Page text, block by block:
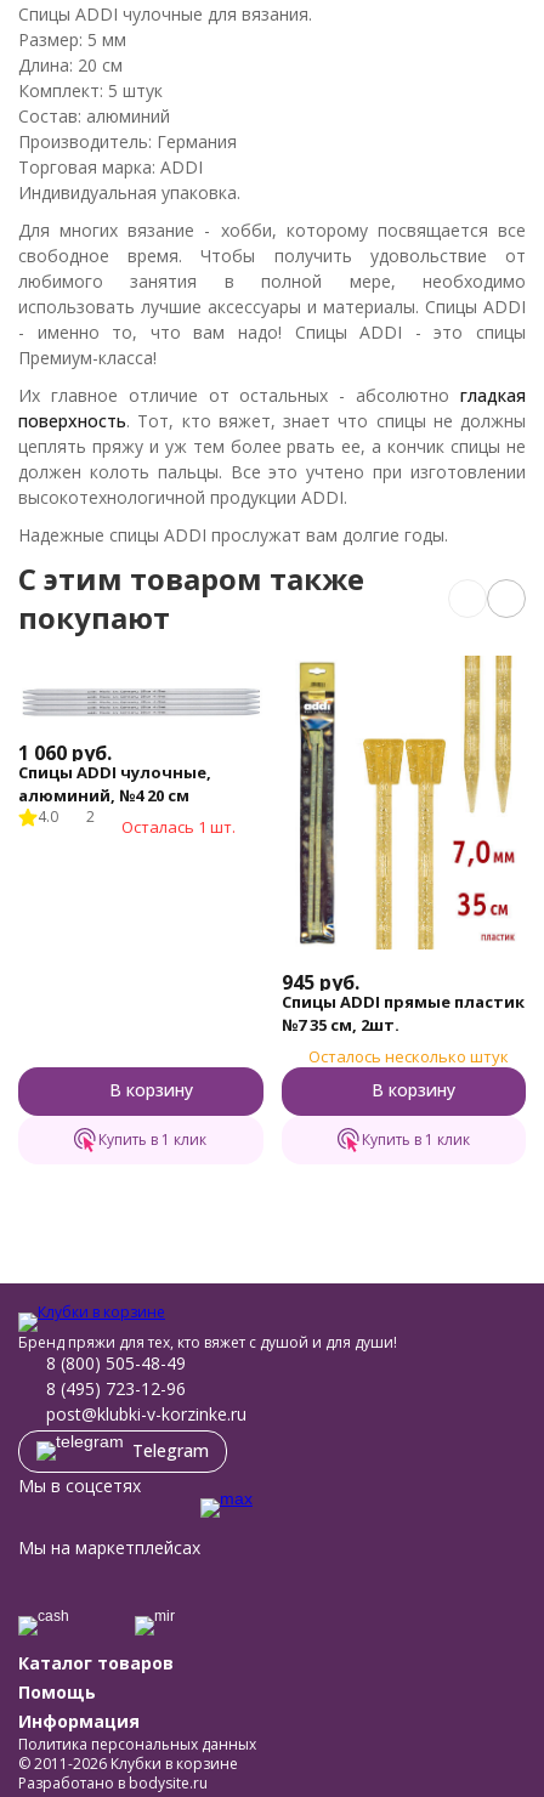
Спицы ADDI чулочные для вязания.
Размер: 5 мм
Длина: 20 см
Комплект: 5 штук
Состав: алюминий
Производитель: Германия
Торговая марка: ADDI
Индивидуальная упаковка.
Для многих вязание - хобби, которому посвящается все
свободное время. Чтобы получить удовольствие от
любимого занятия в полной мере, необходимо
использовать лучшие аксессуары и материалы. Спицы ADDI
- именно то, что вам надо! Спицы ADDI - это спицы
Премиум-класса!
Их главное отличие от остальных - абсолютно гладкая
поверхность. Тот, кто вяжет, знает что спицы не должны
цеплять пряжу и уж тем более рвать ее, а кончик спицы не
должен колоть пальцы. Все это учтено при изготовлении
высокотехнологичной продукции ADDI.
Надежные спицы ADDI прослужат вам долгие годы.
C этим товаром также
покупают
1 060 руб.
Спицы ADDI чулочные,
алюминий, №4 20 см
4.0 2 Осталась 1 шт.
В корзину
Купить в 1 клик
945 руб.
Спицы ADDI прямые пластик
№7 35 см, 2шт.
Осталось несколько штук
В корзину
Купить в 1 клик
Бренд пряжи для тех, кто вяжет с душой и для души!
8 (800) 505-48-49
8 (495) 723-12-96
post@klubki-v-korzinke.ru
Telegram
Мы в соцсетях
Мы на маркетплейсах
Каталог товаров
Помощь
Информация
Политика персональных данных
© 2011-2026 Клубки в корзине
Разработано в bodysite.ru